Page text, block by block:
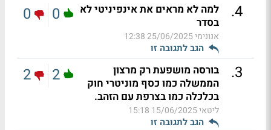
4
.
למה לא מראים את אינפיניטי לא
בסדר
אנונימי25/06/2025 12:38
הגב לתגובה זו
0
0
3
.
בורסה מושפעת רק מרצון
הממשלה כמו כסף מוניטרי חוק
בכלכלה כמו בצרפת עם הזהב.
ליטאי15/06/2025 15:18
הגב לתגובה זו
2
2